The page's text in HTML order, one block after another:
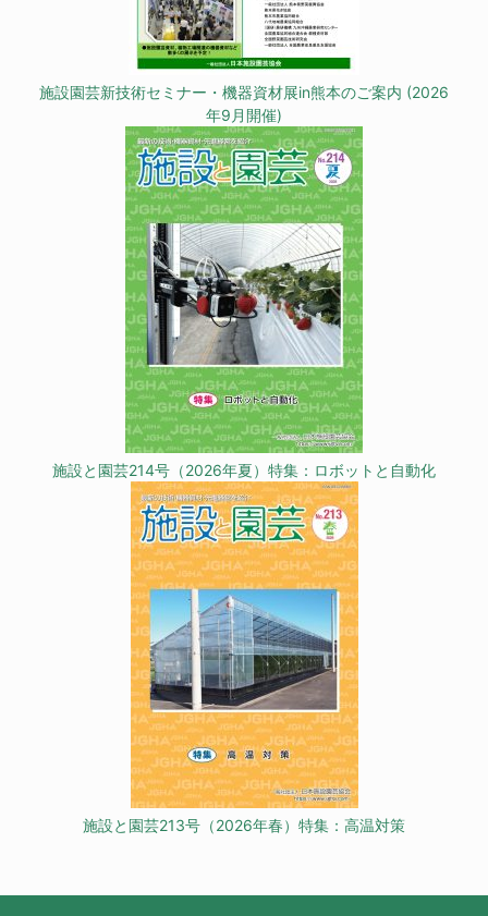
施設園芸新技術セミナー・機器資材展in熊本のご案内 (2026
年9月開催)
施設と園芸214号（2026年夏）特集：ロボットと自動化
施設と園芸213号（2026年春）特集：高温対策